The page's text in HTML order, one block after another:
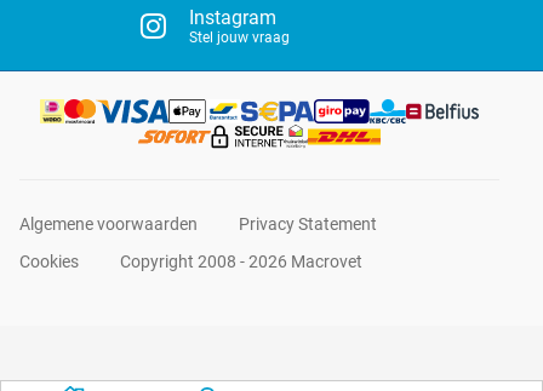
Instagram
Stel jouw vraag
Algemene voorwaarden
Privacy Statement
Cookies
Copyright 2008 - 2026 Macrovet